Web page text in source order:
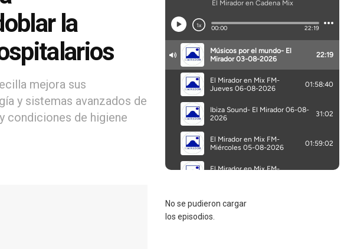
la
mejora sus
y sistemas avanzados de
condiciones de higiene
No se pudieron cargar
los episodios.